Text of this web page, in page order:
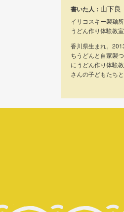
書いた人： 山下良
イリコスキー製麺所
うどん作り体験教
香川県生まれ。
ちうどんと自家製
にうどん作り体験
さんの子どもたち